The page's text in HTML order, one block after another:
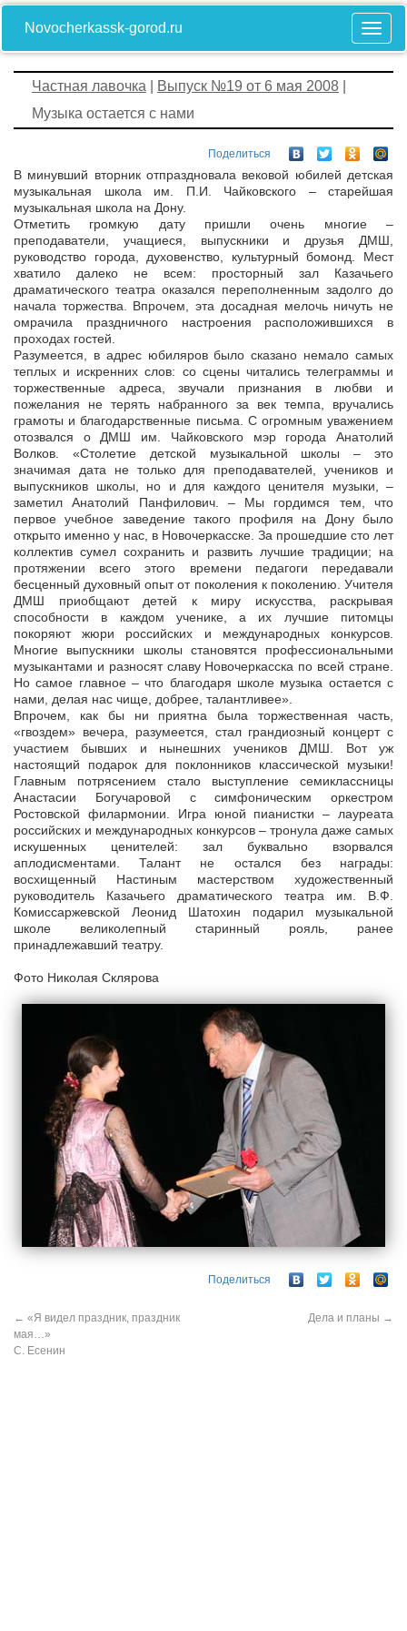
Novocherkassk-gorod.ru
Частная лавочка Выпуск №19 от 6 мая 2008
Музыка остается с нами
Поделиться
В минувший вторник отпраздновала вековой юбилей детская
музыкальная школа им. П.И. Чайковского – старейшая
музыкальная школа на Дону.
Отметить громкую дату пришли очень многие –
преподаватели, учащиеся, выпускники и друзья ДМШ,
руководство города, духовенство, культурный бомонд. Мест
хватило далеко не всем: просторный зал Казачьего
драматического театра оказался переполненным задолго до
начала торжества. Впрочем, эта досадная мелочь ничуть не
омрачила праздничного настроения расположившихся в
проходах гостей.
Разумеется, в адрес юбиляров было сказано немало самых
теплых и искренних слов: со сцены читались телеграммы и
торжественные адреса, звучали признания в любви и
пожелания не терять набранного за век темпа, вручались
грамоты и благодарственные письма. С огромным уважением
отозвался о ДМШ им. Чайковского мэр города Анатолий
Волков. «Столетие детской музыкальной школы – это
значимая дата не только для преподавателей, учеников и
выпускников школы, но и для каждого ценителя музыки, –
заметил Анатолий Панфилович. – Мы гордимся тем, что
первое учебное заведение такого профиля на Дону было
открыто именно у нас, в Новочеркасске. За прошедшие сто лет
коллектив сумел сохранить и развить лучшие традиции; на
протяжении всего этого времени педагоги передавали
бесценный духовный опыт от поколения к поколению. Учителя
ДМШ приобщают детей к миру искусства, раскрывая
способности в каждом ученике, а их лучшие питомцы
покоряют жюри российских и международных конкурсов.
Многие выпускники школы становятся профессиональными
музыкантами и разносят славу Новочеркасска по всей стране.
Но самое главное – что благодаря школе музыка остается с
нами, делая нас чище, добрее, талантливее».
Впрочем, как бы ни приятна была торжественная часть,
«гвоздем» вечера, разумеется, стал грандиозный концерт с
участием бывших и нынешних учеников ДМШ. Вот уж
настоящий подарок для поклонников классической музыки!
Главным потрясением стало выступление семиклассницы
Анастасии Богучаровой с симфоническим оркестром
Ростовской филармонии. Игра юной пианистки – лауреата
российских и международных конкурсов – тронула даже самых
искушенных ценителей: зал буквально взорвался
аплодисментами. Талант не остался без награды:
восхищенный Настиным мастерством художественный
руководитель Казачьего драматического театра им. В.Ф.
Комиссаржевской Леонид Шатохин подарил музыкальной
школе великолепный старинный рояль, ранее
принадлежавший театру.
Фото Николая Склярова
Поделиться
← «Я видел праздник, праздник
мая…»
С. Есенин
Дела и планы →